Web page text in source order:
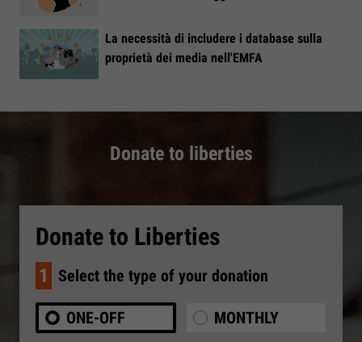
La necessità di includere i database sulla
proprietà dei media nell'EMFA
Donate to liberties
Donate to Liberties
1 Select the type of your donation
ONE-OFF MONTHLY